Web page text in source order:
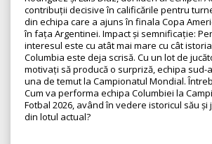
contribuții decisive în calificările pentru
din echipa care a ajuns în finala Copa
în fața Argentinei. Impact și semnificație:
interesul este cu atât mai mare cu cât
Columbia este deja scrisă. Cu un lot de
motivați să producă o surpriză, echipa sud-
una de temut la Campionatul Mondial.
Cum va performa echipa Columbiei la
Fotbal 2026, având în vedere istoricul său și
din lotul actual?